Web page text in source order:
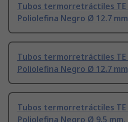
Tubos termorretráctiles
Poliolefina Negro Ø 12.7
Tubos termorretráctiles
Poliolefina Negro Ø 12.7
Tubos termorretráctiles
Poliolefina Negro Ø 9.5 mm,